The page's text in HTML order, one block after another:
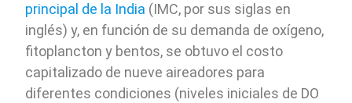
principal de la India (IMC, por sus siglas en
inglés) y, en función de su demanda de oxígeno,
fitoplancton y bentos, se obtuvo el costo
capitalizado de nueve aireadores para
diferentes condiciones (niveles iniciales de DO